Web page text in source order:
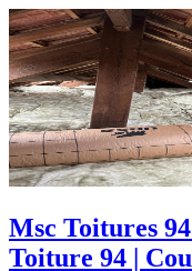
Msc Toitures
Toiture 94 |